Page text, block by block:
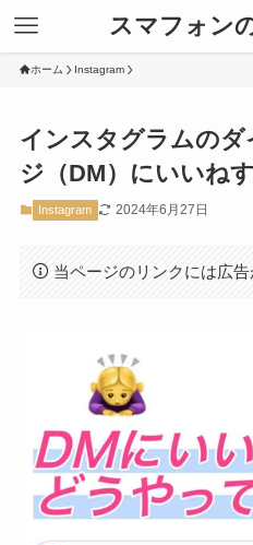
スマフォン
ホーム Instagram
インスタグラムの
ジ（DM）にいいね
Instagram 2024年6月27日
当ページのリンクには広告